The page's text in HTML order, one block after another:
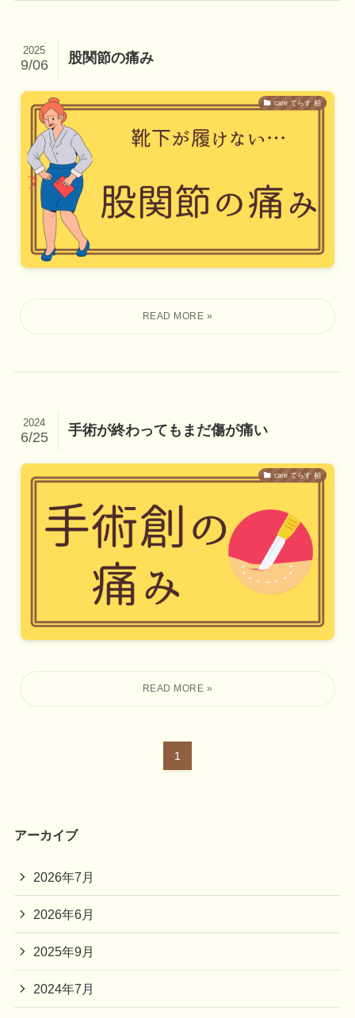
股関節の痛み
2025
9/06
care てらす 柏
手術が終わってもまだ傷が痛い
2024
6/25
care てらす 柏
1
アーカイブ
2026年7月
2026年6月
2025年9月
2024年7月